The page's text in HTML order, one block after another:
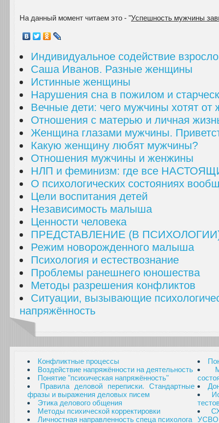
На данный момент читаем это - "Успешность мужчины
Индивидуальное содействие
Саша Иванов. Разные женщины
Истинные женщины
Нарушения сна в пожилом и
Вечные дети: чего мужчины хотят от
Отношения с матерью и личная
Женщина глазами мужчины.
Какую женщину любят мужчины?
Отношения мужчины и женжины
НЛП и феминизм: где все
О психологических состояниях
Цели воспитания детей
Независимость малыша
Ценности человека
ПРЕДСТАВЛЕНИЕ (В
Режим новорожденного малыша
Психология и естествознание
Проблемы ранешнего юношества
Методы разрешения конфликтов
Ситуации, вызывающие
напряжённость
Конфликтные процессы
Воздействие напряжённости на деятельность
Понятие "психическая напряжённость"
Правила деловой переписки. Стандартные
фразы и выражения деловых писем
Этика делового общения
Методы психической корректировки
Личностная направленность спеца психолога